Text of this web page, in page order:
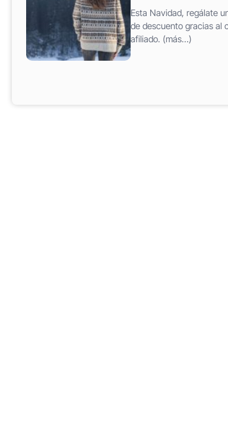
Esta Navidad, regálate
de descuento gracias al
afiliado. (más…)